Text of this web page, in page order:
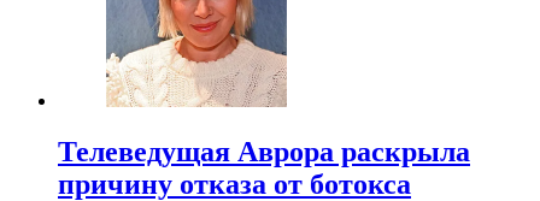
Телеведущая Аврора раскрыла
причину отказа от ботокса